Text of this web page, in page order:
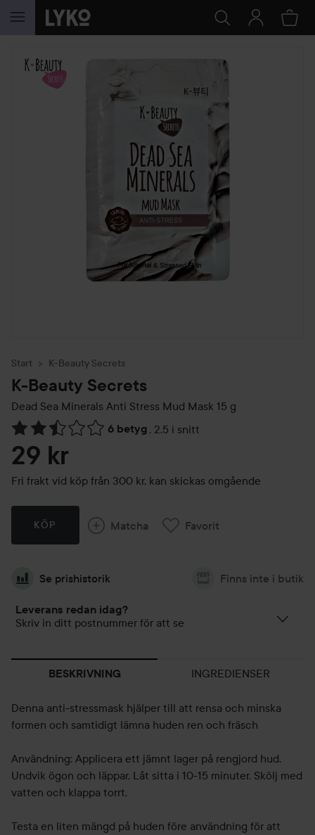
HOPPA TILL INNEHÅLLET
Start K-Beauty Secrets
K-Beauty Secrets
Dead Sea Minerals Anti Stress Mud Mask 15 g
6 betyg , 2.5 i snitt
Hoppa till Betyg & kommentarer
29 kr
Fri frakt vid köp från 300 kr, kan skickas omgående
KÖP Matcha Favorit
Se prishistorik Finns inte i butik
Leverans redan idag?
Skriv in ditt postnummer för att se
BESKRIVNING INGREDIENSER
Denna anti-stressmask hjälper till att rensa och minska
formen och samtidigt lämna huden ren och fräsch
Användning: Applicera ett jämnt lager på rengjord hud.
Undvik ögon och läppar. Låt sitta i 10-15 minuter. Skölj med
vatten och klappa torrt.
Testa en liten mängd på huden före användning för att